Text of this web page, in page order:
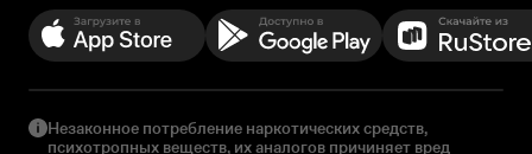
Незаконное потребление наркотических средств,
психотропных веществ, их аналогов причиняет вред